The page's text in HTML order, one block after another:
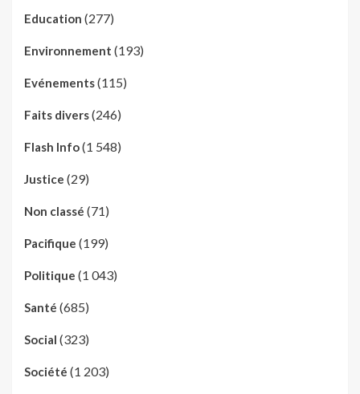
Education (277)
Environnement (193)
Evénements(115)
Faits divers(246)
Flash Info(1 548)
Justice (29)
Non classé (71)
Pacifique (199)
Politique (1 043)
Santé (685)
Social (323)
Société (1 203)